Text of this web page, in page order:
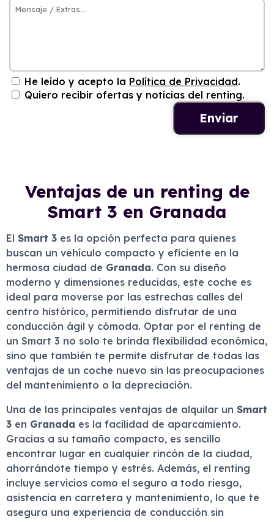
He leído y acepto la Política de Privacidad.
Quiero recibir ofertas y noticias del renting.
Ventajas de un renting de
Smart 3 en Granada
El Smart 3 es la opción perfecta para quienes
buscan un vehículo compacto y eficiente en la
hermosa ciudad de Granada. Con su diseño
moderno y dimensiones reducidas, este coche es
ideal para moverse por las estrechas calles del
centro histórico, permitiendo disfrutar de una
conducción ágil y cómoda. Optar por el renting de
un Smart 3 no solo te brinda flexibilidad económica,
sino que también te permite disfrutar de todas las
ventajas de un coche nuevo sin las preocupaciones
del mantenimiento o la depreciación.
Una de las principales ventajas de alquilar un Smart
3 en Granada es la facilidad de aparcamiento.
Gracias a su tamaño compacto, es sencillo
encontrar lugar en cualquier rincón de la ciudad,
ahorrándote tiempo y estrés. Además, el renting
incluye servicios como el seguro a todo riesgo,
asistencia en carretera y mantenimiento, lo que te
asegura una experiencia de conducción sin